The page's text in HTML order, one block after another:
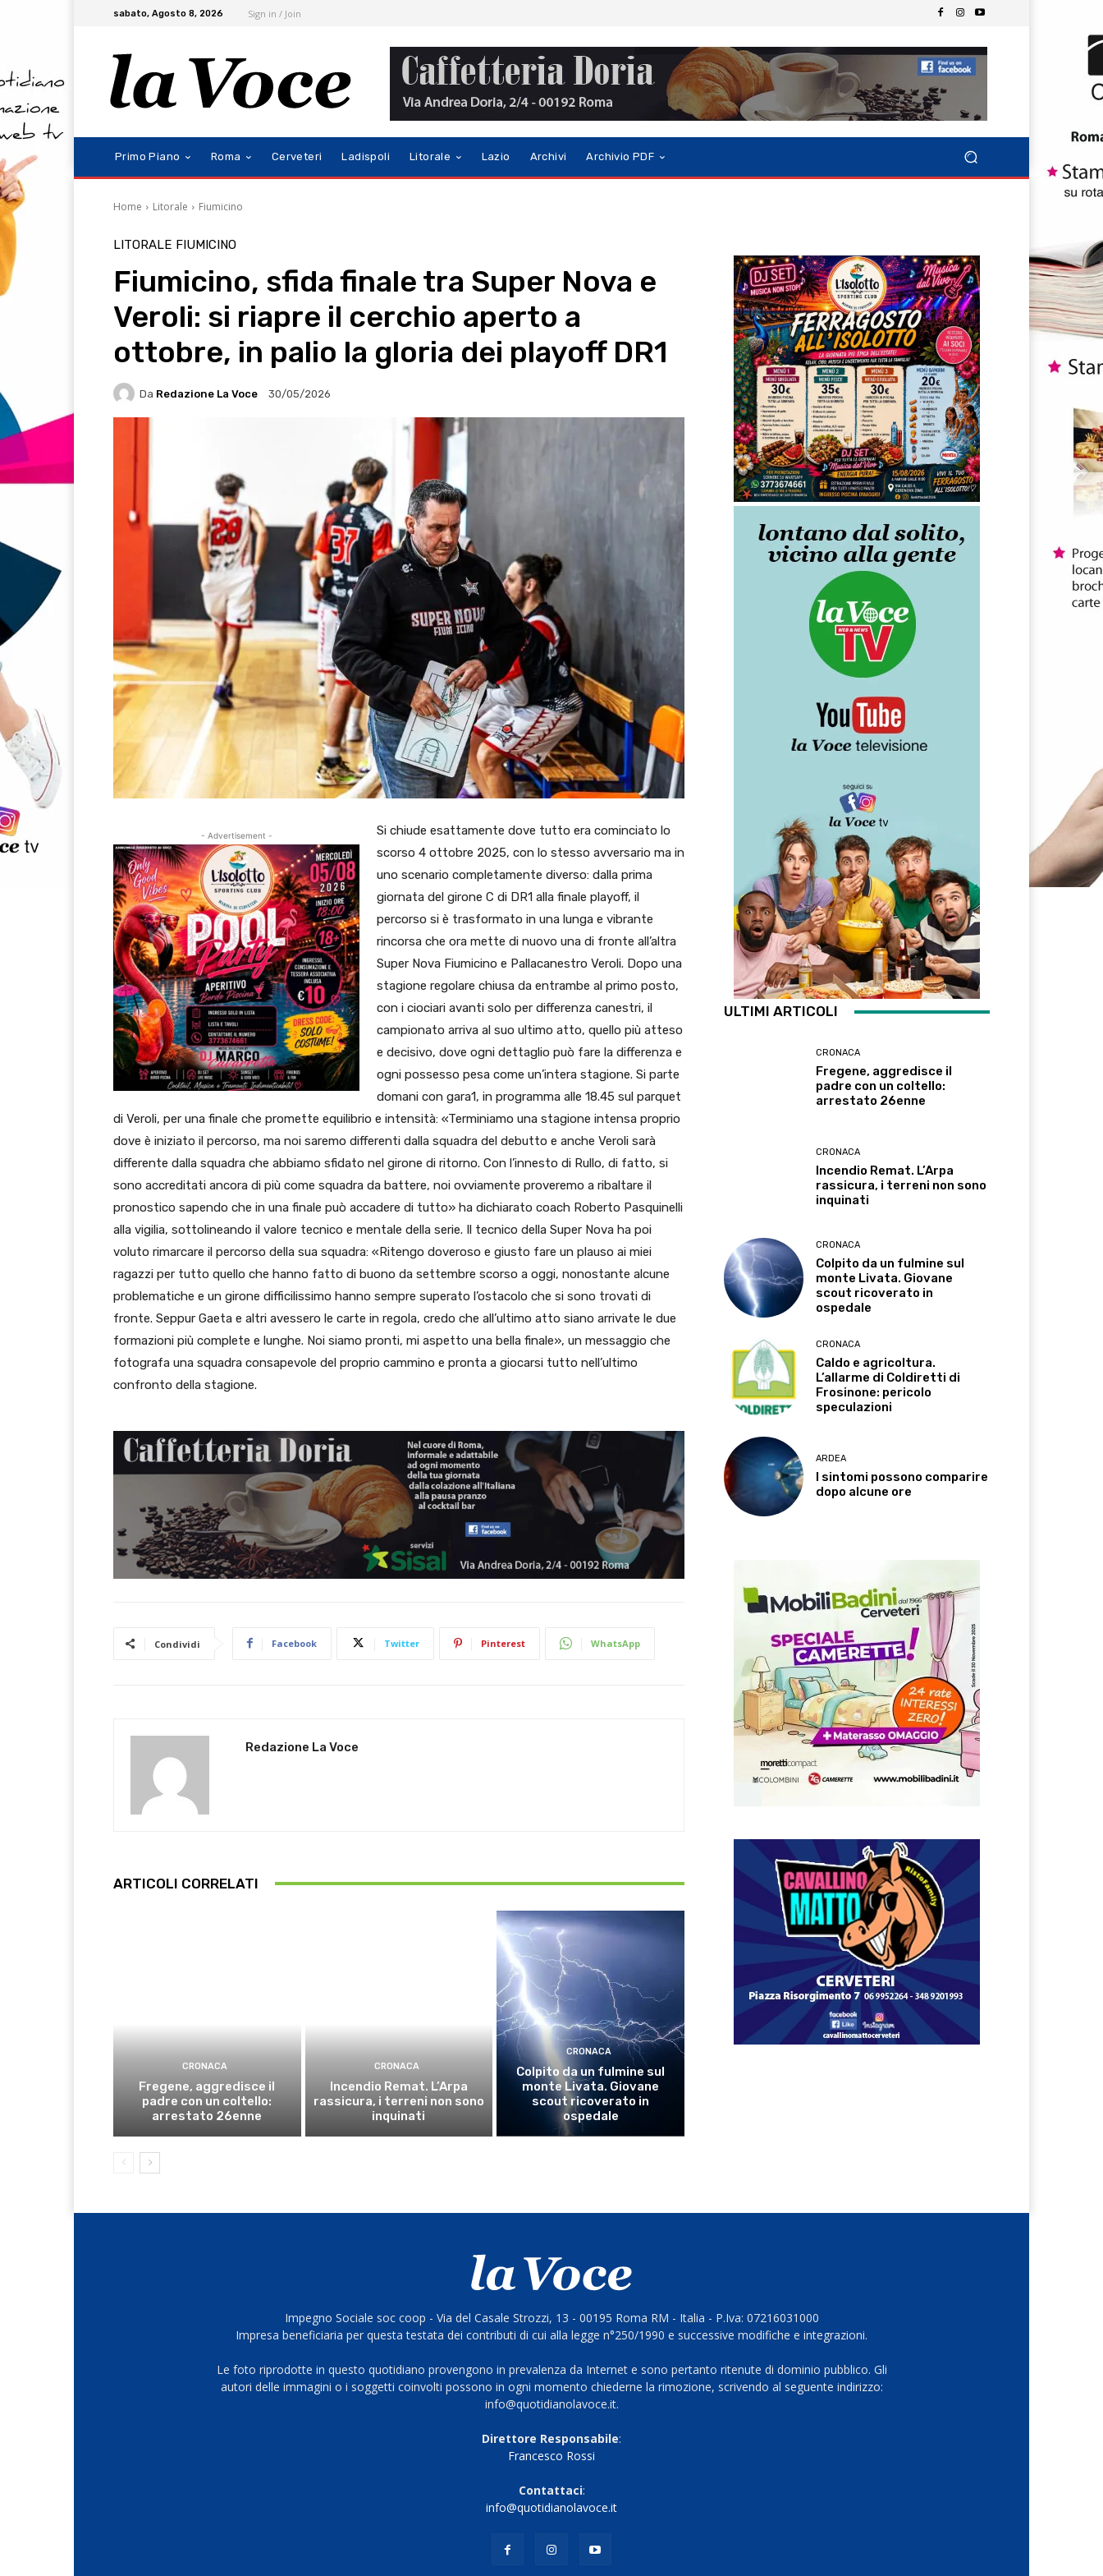
sabato, Agosto 8, 2026 Sign in / Join
Primo Piano Roma Cerveteri Ladispoli Litorale Lazio Archivi Archivio PDF
Home Litorale Fiumicino
LITORALE FIUMICINO
Fiumicino, sfida finale tra Super Nova e
Veroli: si riapre il cerchio aperto a
ottobre, in palio la gloria dei playoff DR1
Da Redazione La Voce 30/05/2026
- Advertisement -
Si chiude esattamente dove tutto era cominciato lo
scorso 4 ottobre 2025, con lo stesso avversario ma in
uno scenario completamente diverso: dalla prima
giornata del girone C di DR1 alla finale playoff, il
percorso si è trasformato in una lunga e vibrante
rincorsa che ora mette di nuovo una di fronte all’altra
Super Nova Fiumicino e Pallacanestro Veroli. Dopo una
stagione regolare chiusa da entrambe al primo posto,
con i ciociari avanti solo per differenza canestri, il
campionato arriva al suo ultimo atto, quello più atteso
e decisivo, dove ogni dettaglio può fare la differenza e
ogni possesso pesa come un’intera stagione. Si parte
domani con gara1, in programma alle 18.45 sul parquet
di Veroli, per una finale che promette equilibrio e intensità: «Terminiamo una stagione intensa proprio
dove è iniziato il percorso, ma noi saremo differenti dalla squadra del debutto e anche Veroli sarà
differente dalla squadra che abbiamo sfidato nel girone di ritorno. Con l’innesto di Rullo, di fatto, si
sono accreditati ancora di più come squadra da battere, noi ovviamente proveremo a ribaltare il
pronostico sapendo che in una finale può accadere di tutto» ha dichiarato coach Roberto Pasquinelli
alla vigilia, sottolineando il valore tecnico e mentale della serie. Il tecnico della Super Nova ha poi
voluto rimarcare il percorso della sua squadra: «Ritengo doveroso e giusto fare un plauso ai miei
ragazzi per tutto quello che hanno fatto di buono da settembre scorso a oggi, nonostante alcune
problematiche e un girone difficilissimo hanno sempre superato l’ostacolo che si sono trovati di
fronte. Seppur Gaeta e altri avessero le carte in regola, credo che all’ultimo atto siano arrivate le due
formazioni più complete e lunghe. Noi siamo pronti, mi aspetto una bella finale», un messaggio che
fotografa una squadra consapevole del proprio cammino e pronta a giocarsi tutto nell’ultimo
confronto della stagione.
Condividi Facebook Twitter Pinterest WhatsApp
Redazione La Voce
ARTICOLI CORRELATI
CRONACA
Fregene, aggredisce il
padre con un coltello:
arrestato 26enne
CRONACA
Incendio Remat. L’Arpa
rassicura, i terreni non sono
inquinati
CRONACA
Colpito da un fulmine sul
monte Livata. Giovane
scout ricoverato in
ospedale
ULTIMI ARTICOLI
CRONACA
Fregene, aggredisce il
padre con un coltello:
arrestato 26enne
CRONACA
Incendio Remat. L’Arpa
rassicura, i terreni non sono
inquinati
CRONACA
Colpito da un fulmine sul
monte Livata. Giovane
scout ricoverato in
ospedale
CRONACA
Caldo e agricoltura.
L’allarme di Coldiretti di
Frosinone: pericolo
speculazioni
ARDEA
I sintomi possono comparire
dopo alcune ore
Impegno Sociale soc coop - Via del Casale Strozzi, 13 - 00195 Roma RM - Italia - P.Iva: 07216031000
Impresa beneficiaria per questa testata dei contributi di cui alla legge n°250/1990 e successive modifiche e integrazioni.
Le foto riprodotte in questo quotidiano provengono in prevalenza da Internet e sono pertanto ritenute di dominio pubblico. Gli
autori delle immagini o i soggetti coinvolti possono in ogni momento chiederne la rimozione, scrivendo al seguente indirizzo:
info@quotidianolavoce.it.
Direttore Responsabile:
Francesco Rossi
Contattaci:
info@quotidianolavoce.it